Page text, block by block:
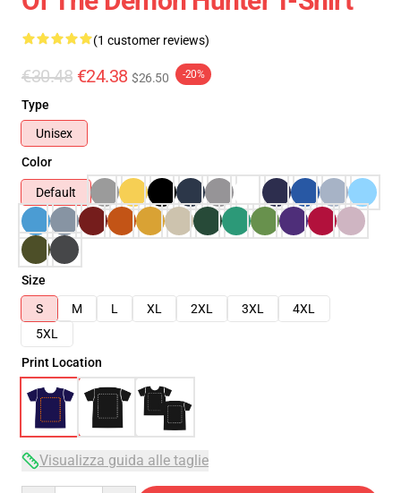
(1 customer reviews)
€30.48 €24.38 $26.50 -20%
Type
Unisex
Color
Default
Size
S
M L XL 2XL 3XL
4XL
5XL
Print Location
Visualizza guida alle taglie